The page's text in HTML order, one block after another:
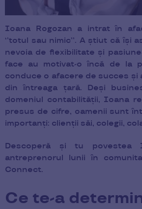
Ioana Rogozan a intrat în
‘’totul sau nimic’’. A știut că își
nevoia de flexibilitate și
face au motivat-o încă de la
conduce o afacere de succes și
din întreaga țară. Deși
domeniul contabilității, Ioana
presus de cifre, oamenii sunt
importanți: clienții săi, colegii,
Descoperă și tu povestea
antreprenorul lunii în
Connect.
Ce te-a